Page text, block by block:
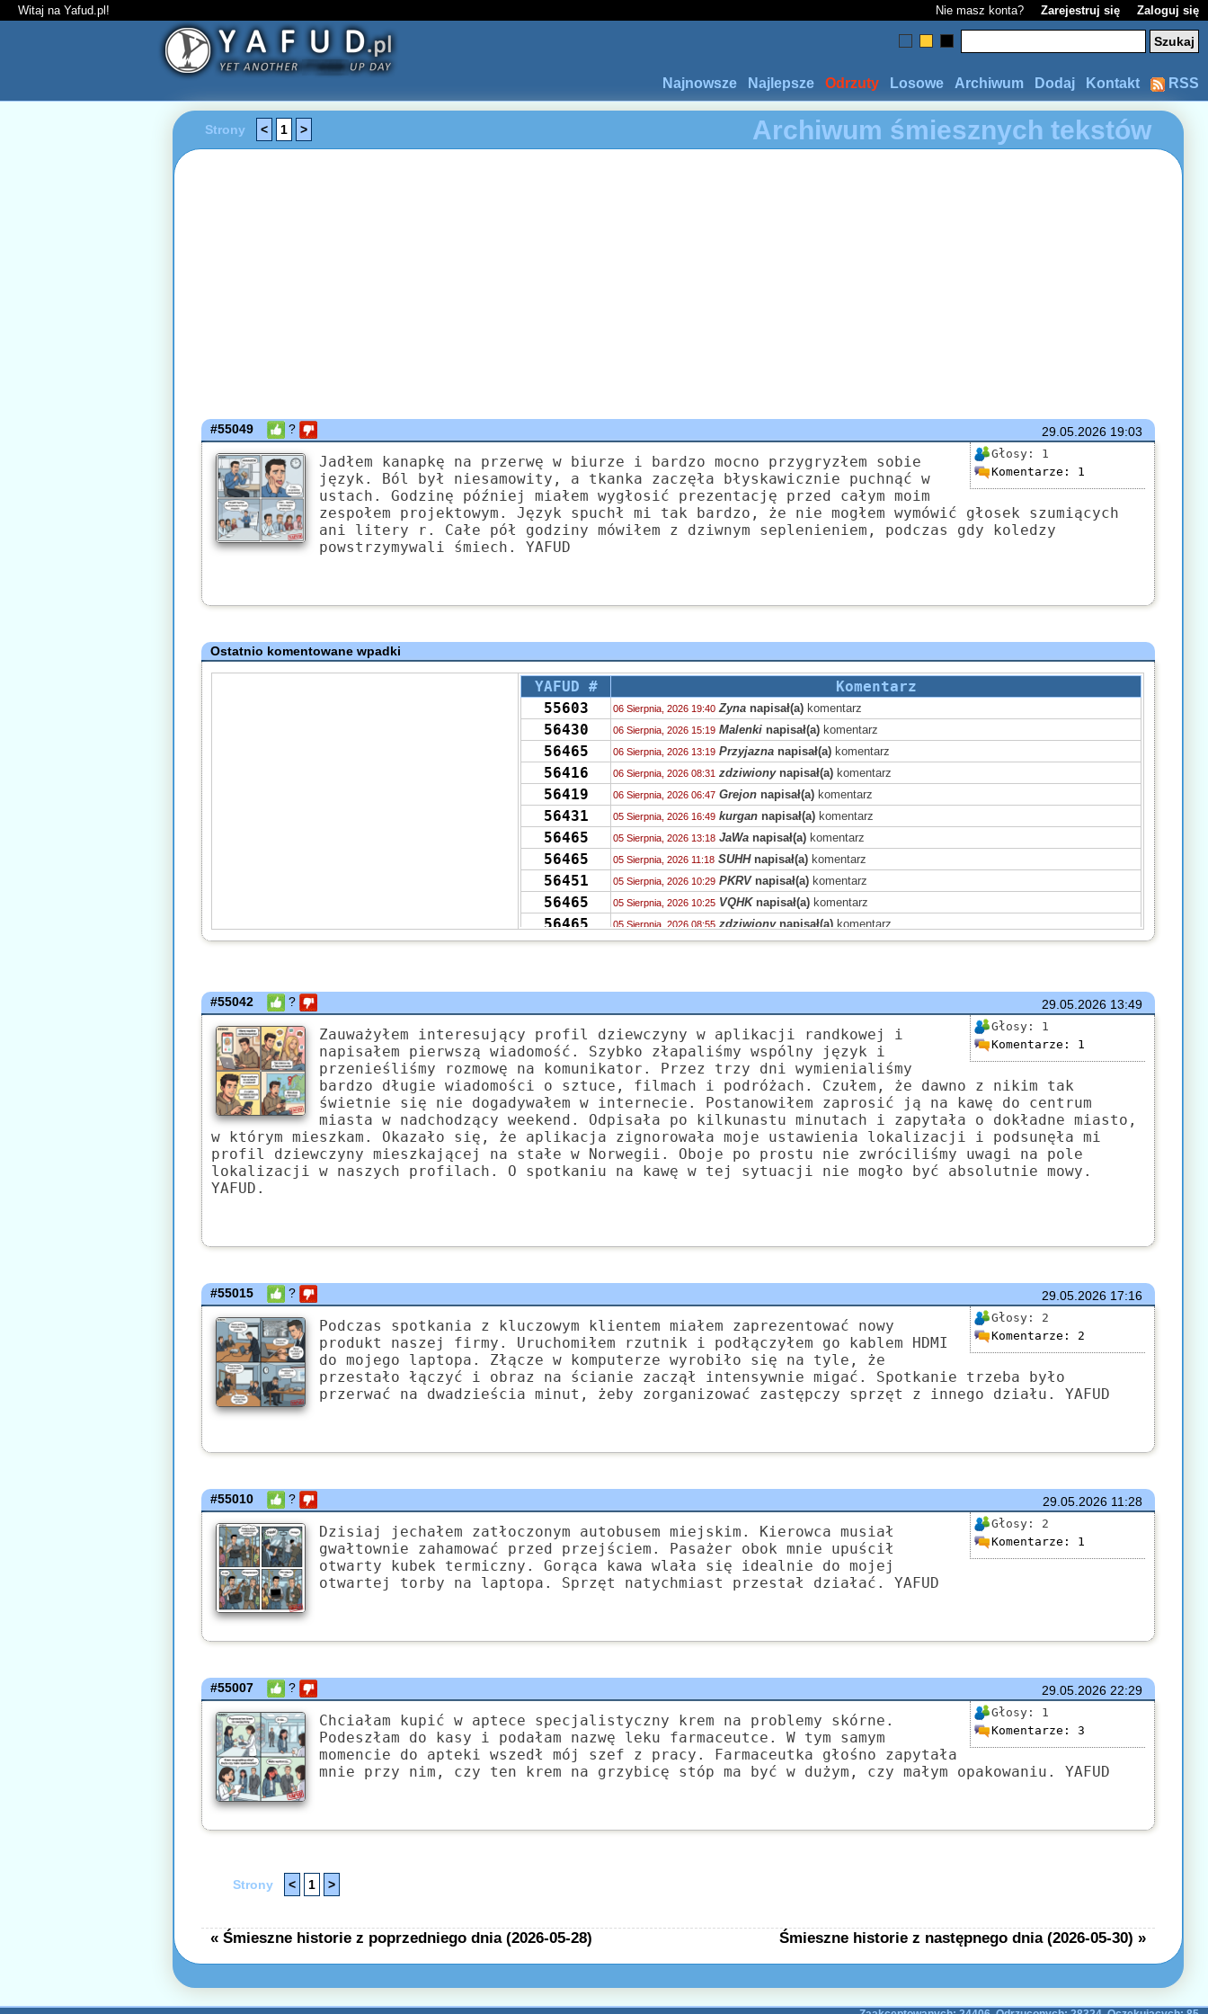
Witaj na Yafud.pl! Nie masz konta? Zarejestruj się Zaloguj się
RSS
Kontakt
Dodaj
Archiwum
Losowe
Odrzuty
Najlepsze
Najnowsze
Archiwum śmiesznych tekstów
Strony < 1 >
29.05.202619:03
#55049 ?
Głosy: 1
Komentarze: 1
Jadłem kanapkę na przerwę w biurze i bardzo mocno przygryzłem sobie
język. Ból był niesamowity, a tkanka zaczęła błyskawicznie puchnąć w
ustach. Godzinę później miałem wygłosić prezentację przed całym moim
zespołem projektowym. Język spuchł mi tak bardzo, że nie mogłem wymówić głosek szumiących
ani litery r. Całe pół godziny mówiłem z dziwnym seplenieniem, podczas gdy koledzy
powstrzymywali śmiech. YAFUD
Ostatnio komentowane wpadki
YAFUD #
Komentarz
55603
06 Sierpnia, 2026 19:40 Zyna napisał(a) komentarz
56430 06 Sierpnia, 2026 15:19 Malenki napisał(a) komentarz
56465 06 Sierpnia, 2026 13:19 Przyjazna napisał(a) komentarz
56416 06 Sierpnia, 2026 08:31 zdziwionynapisał(a) komentarz
56419 06 Sierpnia, 2026 06:47 Grejon napisał(a) komentarz
56431 05 Sierpnia, 2026 16:49 kurgan napisał(a) komentarz
56465 05 Sierpnia, 2026 13:18 JaWa napisał(a) komentarz
56465 05 Sierpnia, 2026 11:18 SUHHnapisał(a) komentarz
56451 05 Sierpnia, 2026 10:29 PKRVnapisał(a) komentarz
56465 05 Sierpnia, 2026 10:25 VQHKnapisał(a) komentarz
56465 05 Sierpnia, 2026 08:55 zdziwionynapisał(a) komentarz
56406 04 Sierpnia, 2026 23:36 zdziwionynapisał(a)komentarz
56421 Grejonnapisał(a)komentarz
55704 Kudłaczeknapisał(a)komentarz
378 04 Sierpnia, 2026 07:24 Tunn napisał(a) komentarz
56451 04 Sierpnia, 2026 02:52 Alanapisał(a) komentarz
55704 04 Sierpnia, 2026 02:47 Zynanapisał(a)komentarz
56406 04 Sierpnia, 2026 01:20 S. napisał(a)komentarz
56406 04 Sierpnia, 2026 00:40 Dziewczynanapisał(a)komentarz
29.05.202613:49
#55042 ?
Głosy: 1
Komentarze: 1
Zauważyłem interesujący profil dziewczyny w aplikacji randkowej i
napisałem pierwszą wiadomość. Szybko złapaliśmy wspólny język i
przenieśliśmy rozmowę na komunikator. Przez trzy dni wymienialiśmy
bardzo długie wiadomości o sztuce, filmach i podróżach. Czułem, że dawno z nikim tak
świetnie się nie dogadywałem w internecie. Postanowiłem zaprosić ją na kawę do centrum
miasta w nadchodzący weekend. Odpisała po kilkunastu minutach i zapytała o dokładne miasto,
w którym mieszkam. Okazało się, że aplikacja zignorowała moje ustawienia lokalizacji i podsunęła mi
profil dziewczyny mieszkającej na stałe w Norwegii. Oboje po prostu nie zwróciliśmy uwagi na pole
lokalizacji w naszych profilach. O spotkaniu na kawę w tej sytuacji nie mogło być absolutnie mowy.
YAFUD.
29.05.202617:16
#55015 ?
Głosy: 2
Komentarze: 2
Podczas spotkania z kluczowym klientem miałem zaprezentować nowy
produkt naszej firmy. Uruchomiłem rzutnik i podłączyłem go kablem HDMI
do mojego laptopa. Złącze w komputerze wyrobiło się na tyle, że
przestało łączyć i obraz na ścianie zaczął intensywnie migać. Spotkanie trzeba było
przerwać na dwadzieścia minut, żeby zorganizować zastępczy sprzęt z innego działu. YAFUD
29.05.202611:28
#55010 ?
Głosy: 2
Komentarze: 1
Dzisiaj jechałem zatłoczonym autobusem miejskim. Kierowca musiał
gwałtownie zahamować przed przejściem. Pasażer obok mnie upuścił
otwarty kubek termiczny. Gorąca kawa wlała się idealnie do mojej
otwartej torby na laptopa. Sprzęt natychmiast przestał działać. YAFUD
29.05.202622:29
#55007 ?
Głosy: 1
Komentarze: 3
Chciałam kupić w aptece specjalistyczny krem na problemy skórne.
Podeszłam do kasy i podałam nazwę leku farmaceutce. W tym samym
momencie do apteki wszedł mój szef z pracy. Farmaceutka głośno zapytała
mnie przy nim, czy ten krem na grzybicę stóp ma być w dużym, czy małym opakowaniu. YAFUD
Strony < 1 >
« Śmieszne historie z poprzedniego dnia (2026-05-28) Śmieszne historie z następnego dnia (2026-05-30) »